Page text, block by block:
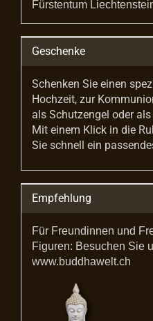
Fürstentum
Geschenke
Schenken Sie einen
Hochzeit, zur
als Schutzengel oder
Mit einem Klick in die
Sie schnell ein
Empfehlung
Für Freundinnen und
Figuren: Besuchen Sie
www.buddhawelt.ch